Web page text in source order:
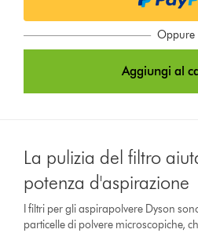
Oppure
Aggiungi al
La pulizia del filtro
potenza d'aspirazione
I filtri per gli aspirapolvere Dyson
particelle di polvere microscopiche,